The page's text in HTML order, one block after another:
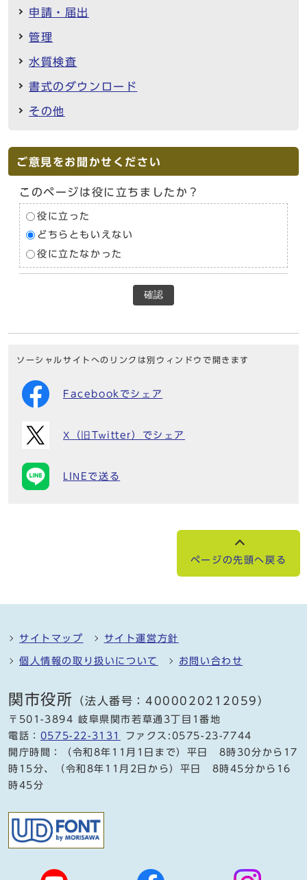
申請・届出
管理
水質検査
書式のダウンロード
その他
ご意見をお聞かせください
このページは役に立ちましたか？
役に立った
どちらともいえない
役に立たなかった
確認
ソーシャルサイトへのリンクは別ウィンドウで開きます
Facebookでシェア
X（旧Twitter）でシェア
LINEで送る
ページの先頭へ戻る
サイトマップ サイト運営方針
個人情報の取り扱いについて お問い合わせ
関市役所 （法人番号：4000020212059）
〒501-3894 岐阜県関市若草通3丁目1番地
電話： 0575-22-3131
ファクス:0575-23-7744
開庁時間：（令和8年11月1日まで）平日 8時30分から17
時15分、（令和8年11月2日から）平日 8時45分から16
時45分